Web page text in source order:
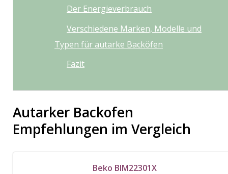
Der Energieverbrauch
Verschiedene Marken, Modelle und
Typen für autarke Backöfen
Fazit
Autarker Backofen
Empfehlungen im Vergleich
Beko BIM22301X